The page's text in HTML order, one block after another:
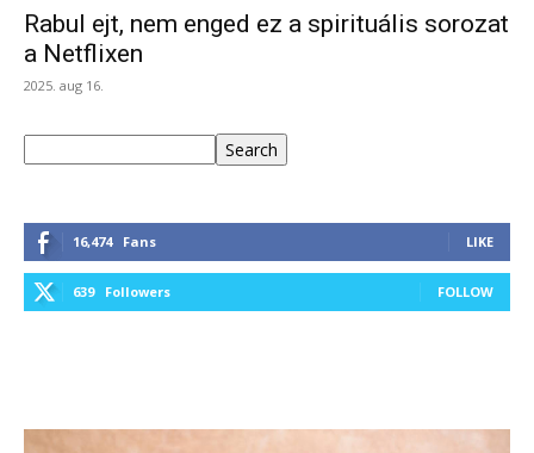
Rabul ejt, nem enged ez a spirituális sorozat
a Netflixen
2025. aug 16.
Search
16,474 Fans LIKE
639 Followers FOLLOW